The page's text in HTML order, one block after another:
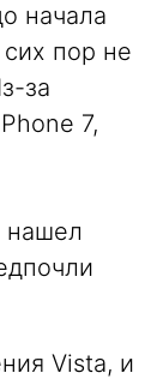
начала
пор не
за
7,
нашел
Vista, и